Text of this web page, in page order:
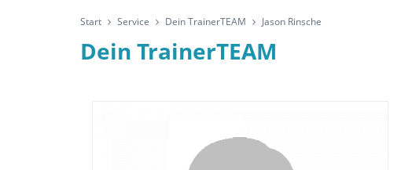
Start Service Dein TrainerTEAM Jason Rinsche
Dein TrainerTEAM